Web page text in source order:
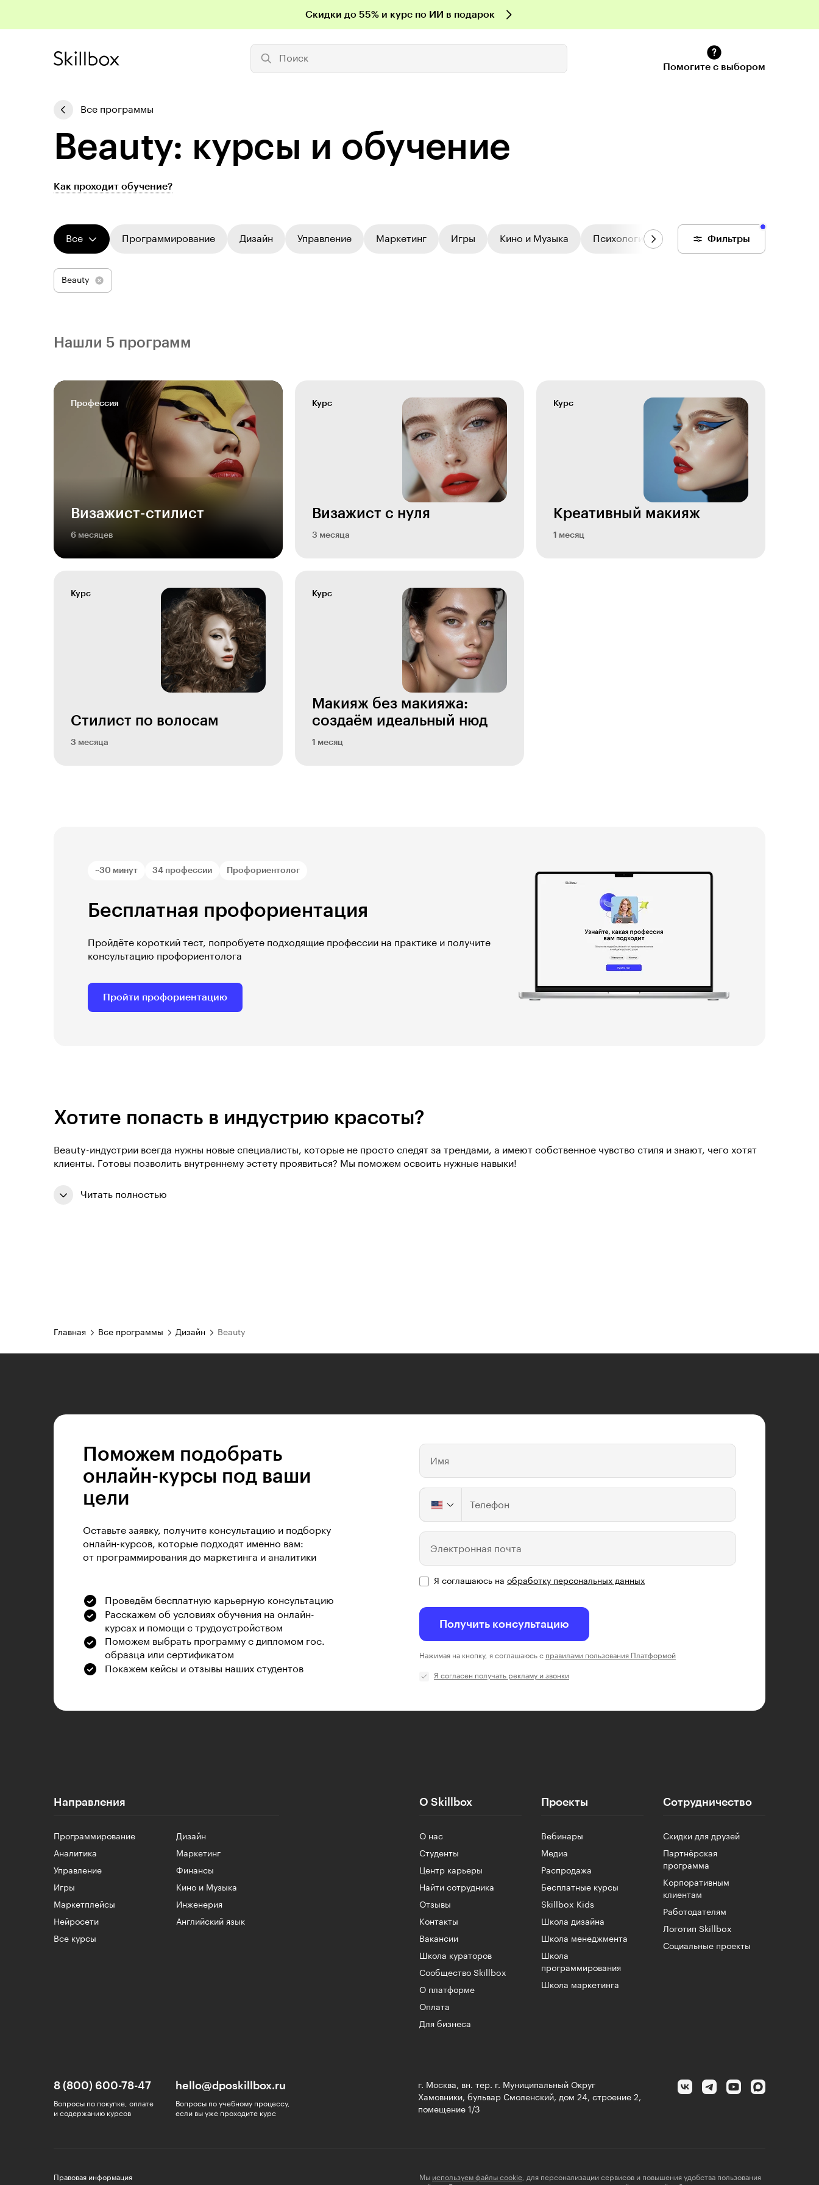
Скидки до 55% и курс по ИИ в подарок
Поиск
Помогите с выбором
Все программы
Beauty: курсы и обучение
Как проходит обучение?
Фильтры
Все Программирование Дизайн Управление Маркетинг Игры Кино и Музыка Психология Цифровой колледж
Beauty
Нашли 5 программ
Профессия
Визажист-стилист
6 месяцев
Курс
Визажист с нуля
3 месяца
Курс
Креативный макияж
1 месяц
Курс
Стилист по волосам
3 месяца
Курс
Макияж без макияжа:
создаём идеальный нюд
1 месяц
~30 минут 34 профессии Профориентолог
Бесплатная профориентация
Пройдёте короткий тест, попробуете подходящие профессии на практике и получите
консультацию профориентолога
Пройти профориентацию
Хотите попасть в индустрию красоты?
Beauty-индустрии всегда нужны новые специалисты, которые не просто следят за трендами, а имеют собственное чувство стиля и знают, чего хотят
клиенты. Готовы позволить внутреннему эстету проявиться? Мы поможем освоить нужные навыки!
Читать полностью
Главная Все программы Дизайн Beauty
Поможем подобрать
онлайн-курсы под ваши
цели
Оставьте заявку, получите консультацию и подборку
онлайн-курсов, которые подходят именно вам:
от программирования до маркетинга и аналитики
Проведём бесплатную карьерную консультацию
Расскажем об условиях обучения на онлайн-
курсах и помощи с трудоустройством
Поможем выбрать программу с дипломом гос.
образца или сертификатом
Покажем кейсы и отзывы наших студентов
Имя
Телефон
Электронная почта
Я соглашаюсь на обработку персональных данных
Получить консультацию
Нажимая на кнопку, я соглашаюсь с правилами пользования Платформой
Я согласен получать рекламу и звонки
Направления
Программирование
Дизайн
Аналитика
Маркетинг
Управление
Финансы
Игры
Кино и Музыка
Маркетплейсы
Инженерия
Нейросети
Английский язык
Все курсы
О Skillbox
О нас
Студенты
Центр карьеры
Найти сотрудника
Отзывы
Контакты
Вакансии
Школа кураторов
Сообщество Skillbox
О платформе
Оплата
Для бизнеса
Проекты
Вебинары
Медиа
Распродажа
Бесплатные курсы
Skillbox Kids
Школа дизайна
Школа менеджмента
Школа
программирования
Школа маркетинга
Сотрудничество
Скидки для друзей
Партнёрская
программа
Корпоративным
клиентам
Работодателям
Логотип Skillbox
Социальные проекты
8 (800) 600-78-47
Вопросы по покупке, оплате
и содержанию курсов
hello@dposkillbox.ru
Вопросы по учебному процессу,
если вы уже проходите курс
г. Москва, вн. тер. г. Муниципальный Округ
Хамовники, бульвар Смоленский, дом 24, строение 2,
помещение 1/3
Правовая информация Мы используем файлы cookie , для персонализации сервисов и повышения удобства пользования